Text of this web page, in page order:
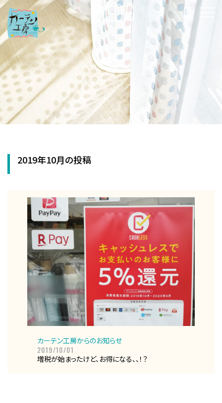
BLOG
ブログ
2019年10月の投稿
カーテン工房からのお知らせ
2019/10/01
増税が始まったけど、お得になる、、！？